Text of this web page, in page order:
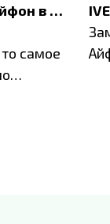
Замена экрана на Айфон в Москве и Балашихе
самое